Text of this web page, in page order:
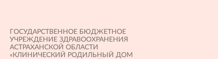
ГОСУДАРСТВЕННОЕ БЮДЖЕТНОЕ
УЧРЕЖДЕНИЕ ЗДРАВООХРАНЕНИЯ
АСТРАХАНСКОЙ ОБЛАСТИ
«КЛИНИЧЕСКИЙ РОДИЛЬНЫЙ ДОМ